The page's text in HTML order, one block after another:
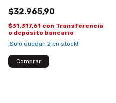
$32.965,90
$31.317,61 con Transferencia
o depósito bancario
¡Solo quedan 2 en stock!